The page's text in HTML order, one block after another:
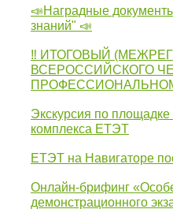
📣Наградные
знаний" 📣
‼ ИТОГОВЫЙ
ВСЕРОССИЙСКОГО
Экскурсия по
комплекса ЕТЭТ
ЕТЭТ на Навигаторе
Онлайн-брифинг
демонстрационного